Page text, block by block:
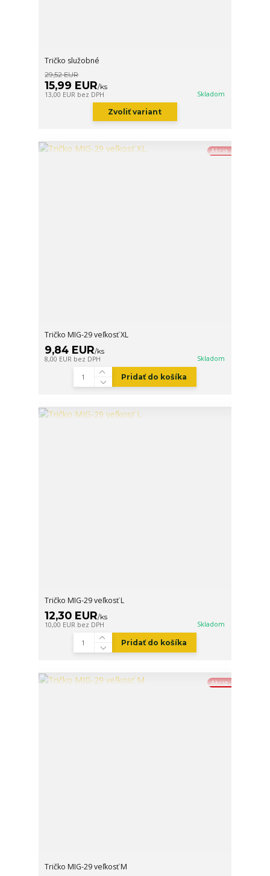
Tričko služobné
29,52 EUR
15,99 EUR/ks
13,00 EUR bez DPH Skladom
Zvoliť variant
Akcia
Tričko MIG-29 veľkosť XL
9,84 EUR/ks
8,00 EUR bez DPH Skladom
Pridať do košíka
Tričko MIG-29 veľkosť L
12,30 EUR/ks
10,00 EUR bez DPH Skladom
Pridať do košíka
Akcia
Tričko MIG-29 veľkosť M